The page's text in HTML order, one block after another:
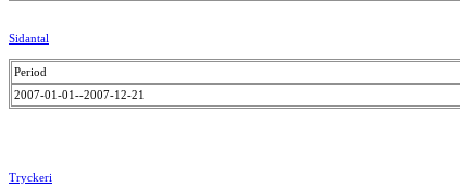
Sidantal
Period
2007-01-01--2007-12-21
Tryckeri